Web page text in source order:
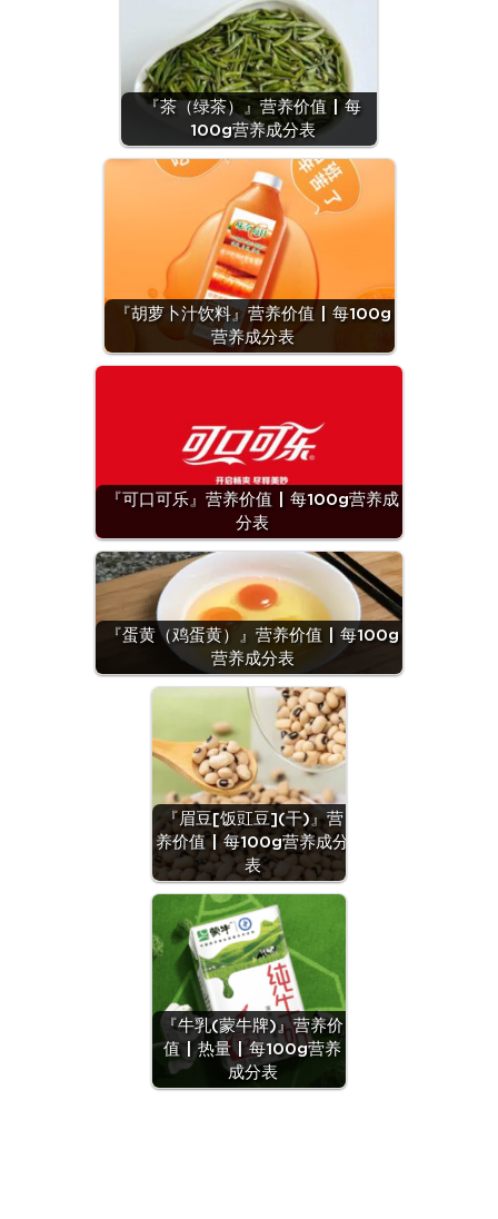
『茶（绿茶）』营养价值 | 每
100g营养成分表
『胡萝卜汁饮料』营养价值 | 每100g
营养成分表
『可口可乐』营养价值 | 每100g营养成
分表
『蛋黄（鸡蛋黄）』营养价值 | 每100g
营养成分表
『眉豆[饭豇豆](干)』营
养价值 | 每100g营养成分
表
『牛乳(蒙牛牌)』营养价
值 | 热量 | 每100g营养
成分表